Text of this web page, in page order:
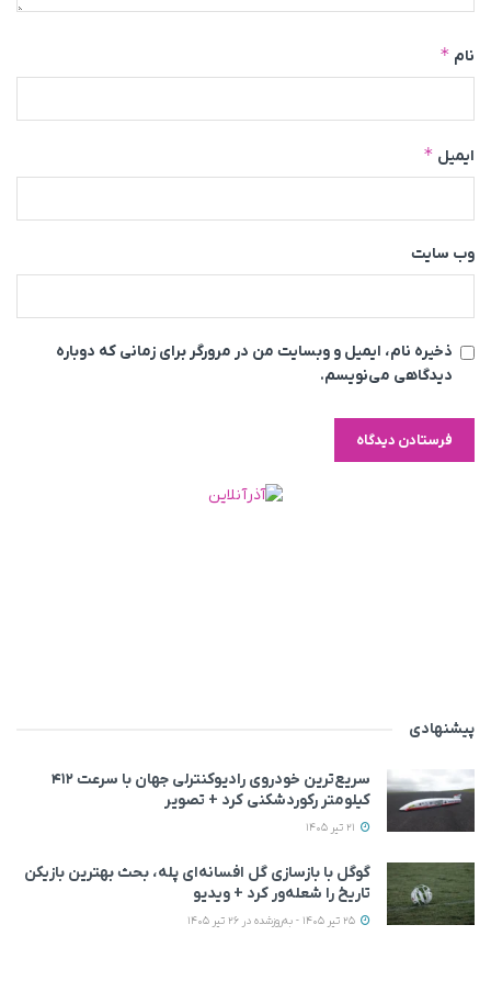
نام *
ایمیل *
وب‌ سایت
ذخیره نام، ایمیل و وبسایت من در مرورگر برای زمانی که دوباره
دیدگاهی می‌نویسم.
پیشنهادی
سریع‌ترین خودروی رادیوکنترلی جهان با سرعت ۴۱۲
کیلومتر رکوردشکنی کرد + تصویر
گوگل با بازسازی گل افسانه‌ای پله، بحث بهترین بازیکن
تاریخ را شعله‌ور کرد + ویدیو